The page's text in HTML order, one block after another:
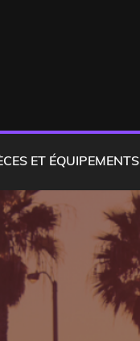
ET ÉQUIPEMENTS